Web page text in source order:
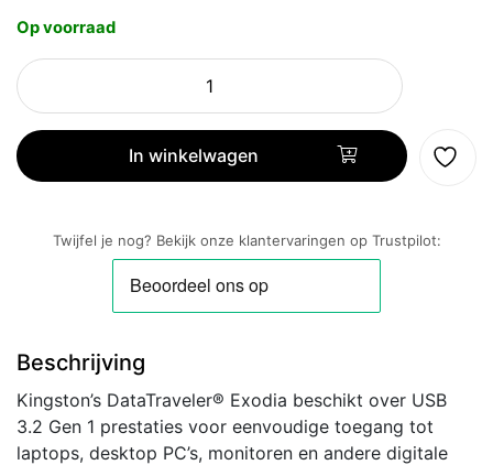
Op voorraad
Kingston
DataTraveler
|
256GB
Zwart
In winkelwagen
Twijfel je nog? Bekijk onze klantervaringen op Trustpilot:
Beschrijving
Kingston’s DataTraveler® Exodia beschikt over USB
3.2 Gen 1 prestaties voor eenvoudige toegang tot
laptops, desktop PC’s, monitoren en andere digitale